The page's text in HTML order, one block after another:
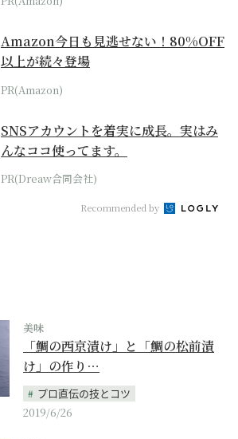
Amazon今日も見逃せない！80%OFF
以上が続々登場
PR(Amazon)
SNSアカウントを着実に成長。実はみ
んなココ使ってます。
PR(Dreaw合同会社)
Recommended by
美味
「鯛の西京漬け」と「鯛の松前漬
け」の作り…
プロ直伝の技とコツ
2019/6/26